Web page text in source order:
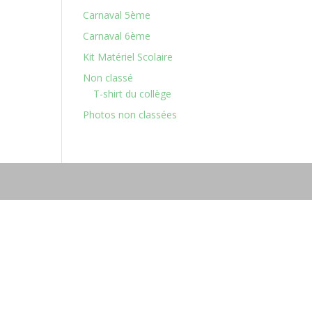
Carnaval 5ème
Carnaval 6ème
Kit Matériel Scolaire
Non classé
T-shirt du collège
Photos non classées